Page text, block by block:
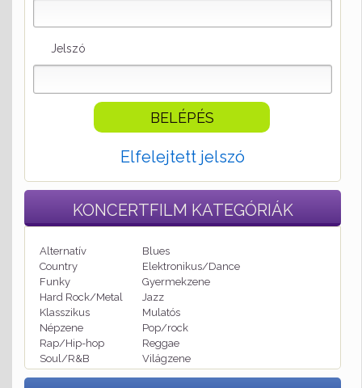
Jelszó
Elfelejtett jelszó
KONCERTFILM KATEGÓRIÁK
Alternatív
Blues
Country
Elektronikus/Dance
Funky
Gyermekzene
Hard Rock/Metal
Jazz
Klasszikus
Mulatós
Népzene
Pop/rock
Rap/Hip-hop
Reggae
Soul/R&B
Világzene